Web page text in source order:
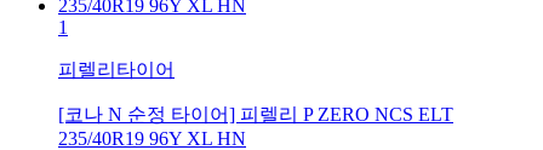
1
피렐리타이어
[코나 N 순정 타이어] 피렐리 P ZERO NCS ELT
235/40R19 96Y XL HN